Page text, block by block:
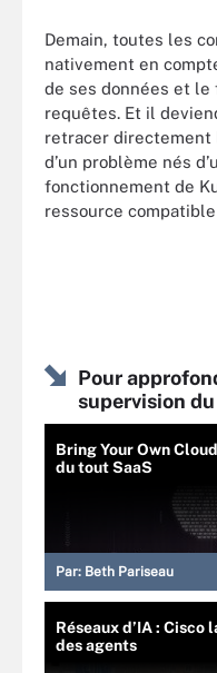
Demain, toutes les
nativement en
de ses données et
requêtes. Et il
retracer directement
d’un problème nés
fonctionnement de
ressource
Pour
supervision
Bring Your Own
du tout SaaS
Par: Beth Pariseau
Réseaux d’IA : Cisco
des agents